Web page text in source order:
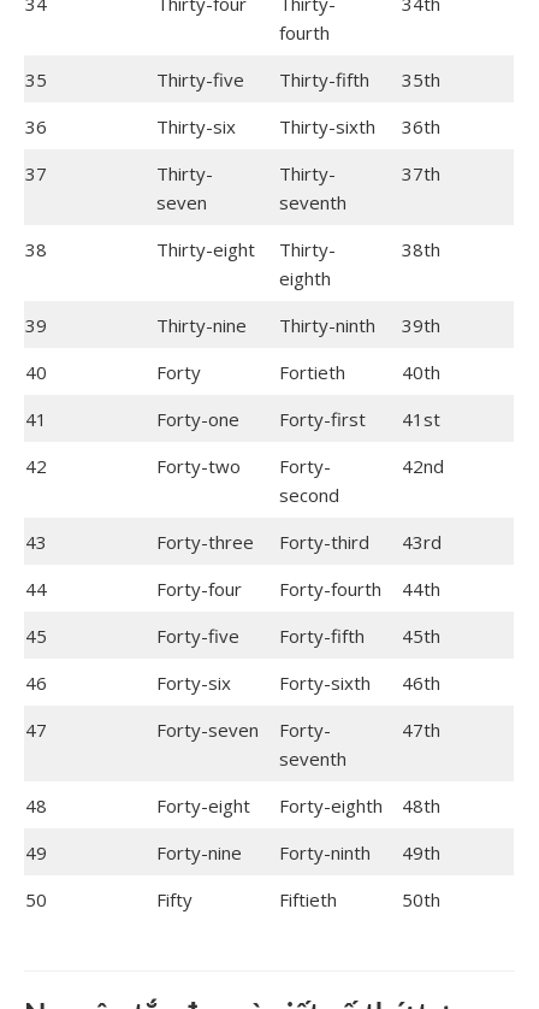
fourth
35 Thirty-five Thirty-fifth
35th
36
Thirty-six Thirty-sixth
36th
37
Thirty-
seven
Thirty-
seventh
37th
38 Thirty-eight
Thirty-
eighth
38th
39 Thirty-nine Thirty-ninth
39th
40
Forty Fortieth
40th
41
Forty-one Forty-first
41st
42
Forty-two
Forty-
second
42nd
43 Forty-three Forty-third
43rd
44
Forty-four Forty-fourth
44th
45
Forty-five Forty-fifth
45th
46
Forty-six Forty-sixth
46th
47
Forty-seven
Forty-
seventh
47th
48 Forty-eight Forty-eighth
48th
49
Forty-nine Forty-ninth
49th
50
Fifty Fiftieth 50th